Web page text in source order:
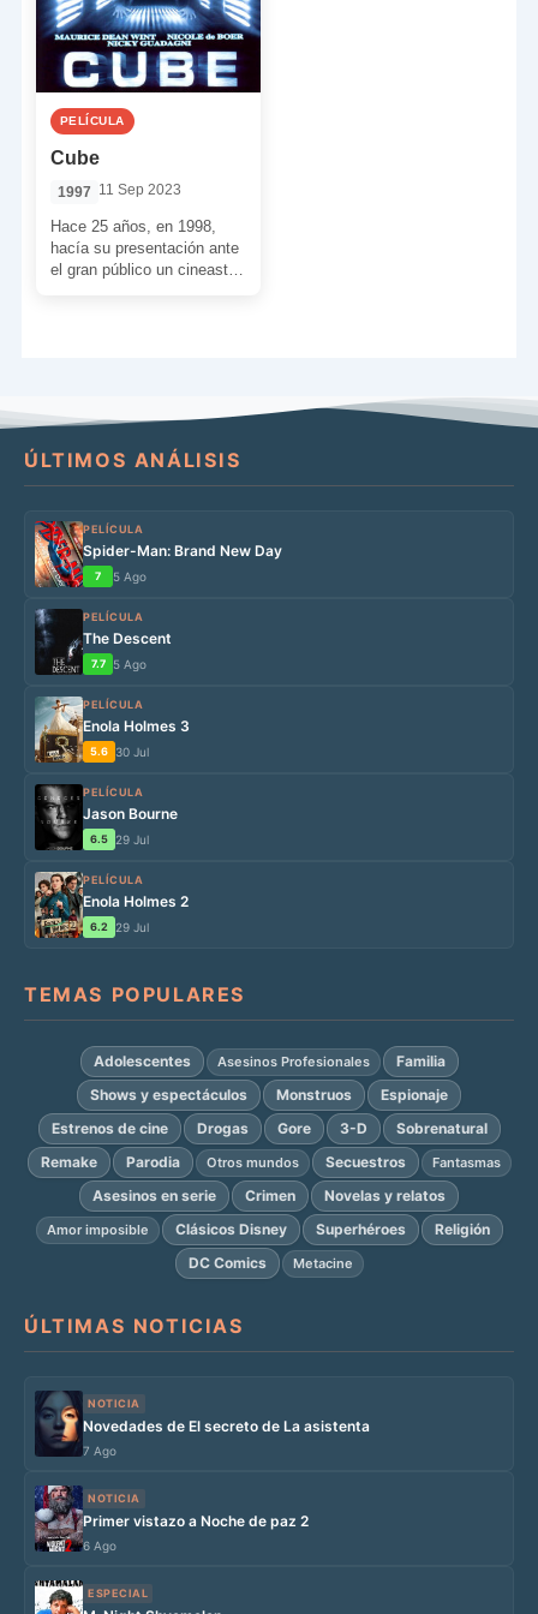
PELÍCULA
Cube
1997 11 Sep 2023
Hace 25 años, en 1998,
hacía su presentación ante
el gran público un cineasta
ÚLTIMOS ANÁLISIS
PELÍCULA
Spider-Man: Brand New Day
7 5 Ago
PELÍCULA
The Descent
7.7 5 Ago
PELÍCULA
Enola Holmes 3
5.6 30 Jul
PELÍCULA
Jason Bourne
6.5 29 Jul
PELÍCULA
Enola Holmes 2
6.2 29 Jul
TEMAS POPULARES
Adolescentes Asesinos Profesionales
Familia
Shows y espectáculos
Monstruos
Espionaje
Estrenos de cine
Drogas Gore 3-D
Sobrenatural
Remake
Parodia Otros mundos Secuestros Fantasmas
Asesinos en serie Crimen Novelas y relatos
Amor imposible Clásicos Disney Superhéroes
Religión
DC Comics
Metacine
ÚLTIMAS NOTICIAS
NOTICIA
Novedades de El secreto de La asistenta
7 Ago
NOTICIA
Primer vistazo a Noche de paz 2
6 Ago
ESPECIAL